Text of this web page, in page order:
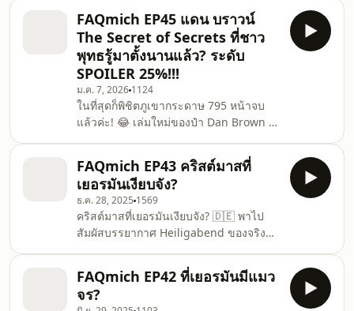
เยอรมัน ซึ่งตอนนี้ยังไม่มีฉบับแปลภาษา
ไทย ♥️ อ่านให้ฟังทั้งสำเนียงคนไทยและ
เจ้าของภาษาเยอรมัน ♥️ พร้อมซับไตเติ้ล
เยอรมันในจอ เพื่อฝึกการออกเสียง ♥️ สรุป
คำศัพท์ที่น่าสนใจและค่อนข้างยาก ในคอม
เม้นต์ ♥️ เนื้อหาแปลไทยแบบละเอียด ใน
คอมเมนต์ค่ะ ♥️ แถมความน่ารักของน้อง
แมว ที่ตั้งใจฟัง? ตล
FAQmich EP45 แดน บราวน์
The Secret of Secrets ที่ชาว
พุทธรู้มาตั้งนานแล้ว? ระดับ
SPOILER 25%!!!
ม.ค. 7, 2026 1124
ในที่สุดก็พิชิตภูเขากระดาษ 795 หน้าจบ
แล้วค่ะ! 😂 เล่มใหม่ของป๋า Dan Brown ที่
เพราะ Setting คือ "ปราก (Prague)" เมือง
ลูกรักที่ไปกี่ทีก็ไม่เบื่อ เล่มนี้ทำการบ้านมาดี
มาก อ่านแล้วเหมือนได้บินไปเที่ยวเอง แต่
ในส่วนของเนื้อหานั้น... มีความล้ำเรื่อง
"จิตวิญญาณ" ที่แอบซับซ้อน (ต้องทำการ
บ้านเพิ่มเยอะมาก อ่านเข้าใจยาก 555)
คลิปนี้เลยจะมารีวิวแบบหมดเปลือก ทั้ง
ความประทับใจ
FAQmich EP43 คริสต์มาสที่
เยอรมันเงียบจัง?
ธ.ค. 28, 2025 1569
คริสต์มาสที่เยอรมันเงียบจัง? 🇩🇪 พาไป
สัมผัสบรรยากาศ Heiligabend ของจริง
มากว่า 40 ปี นั่นคือการอ่านหนังสือเก่าแก่
'Das große Weihnachtsbuch' (1979)
ท่ามกลางแสงเทียน... ทำไมเด็กๆ ถึงต้อง
FAQmich EP42 ที่เยอรมันมีแมว
จร?